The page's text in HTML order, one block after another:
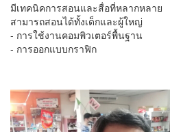
มีเทคนิคการสอนและสื่อที่หลากหลาย
สามารถสอนได้ทั้งเด็กและผู้ใหญ่
- การใช้งานคอมพิวเตอร์พื้นฐาน
- การออกแบบกราฟิก